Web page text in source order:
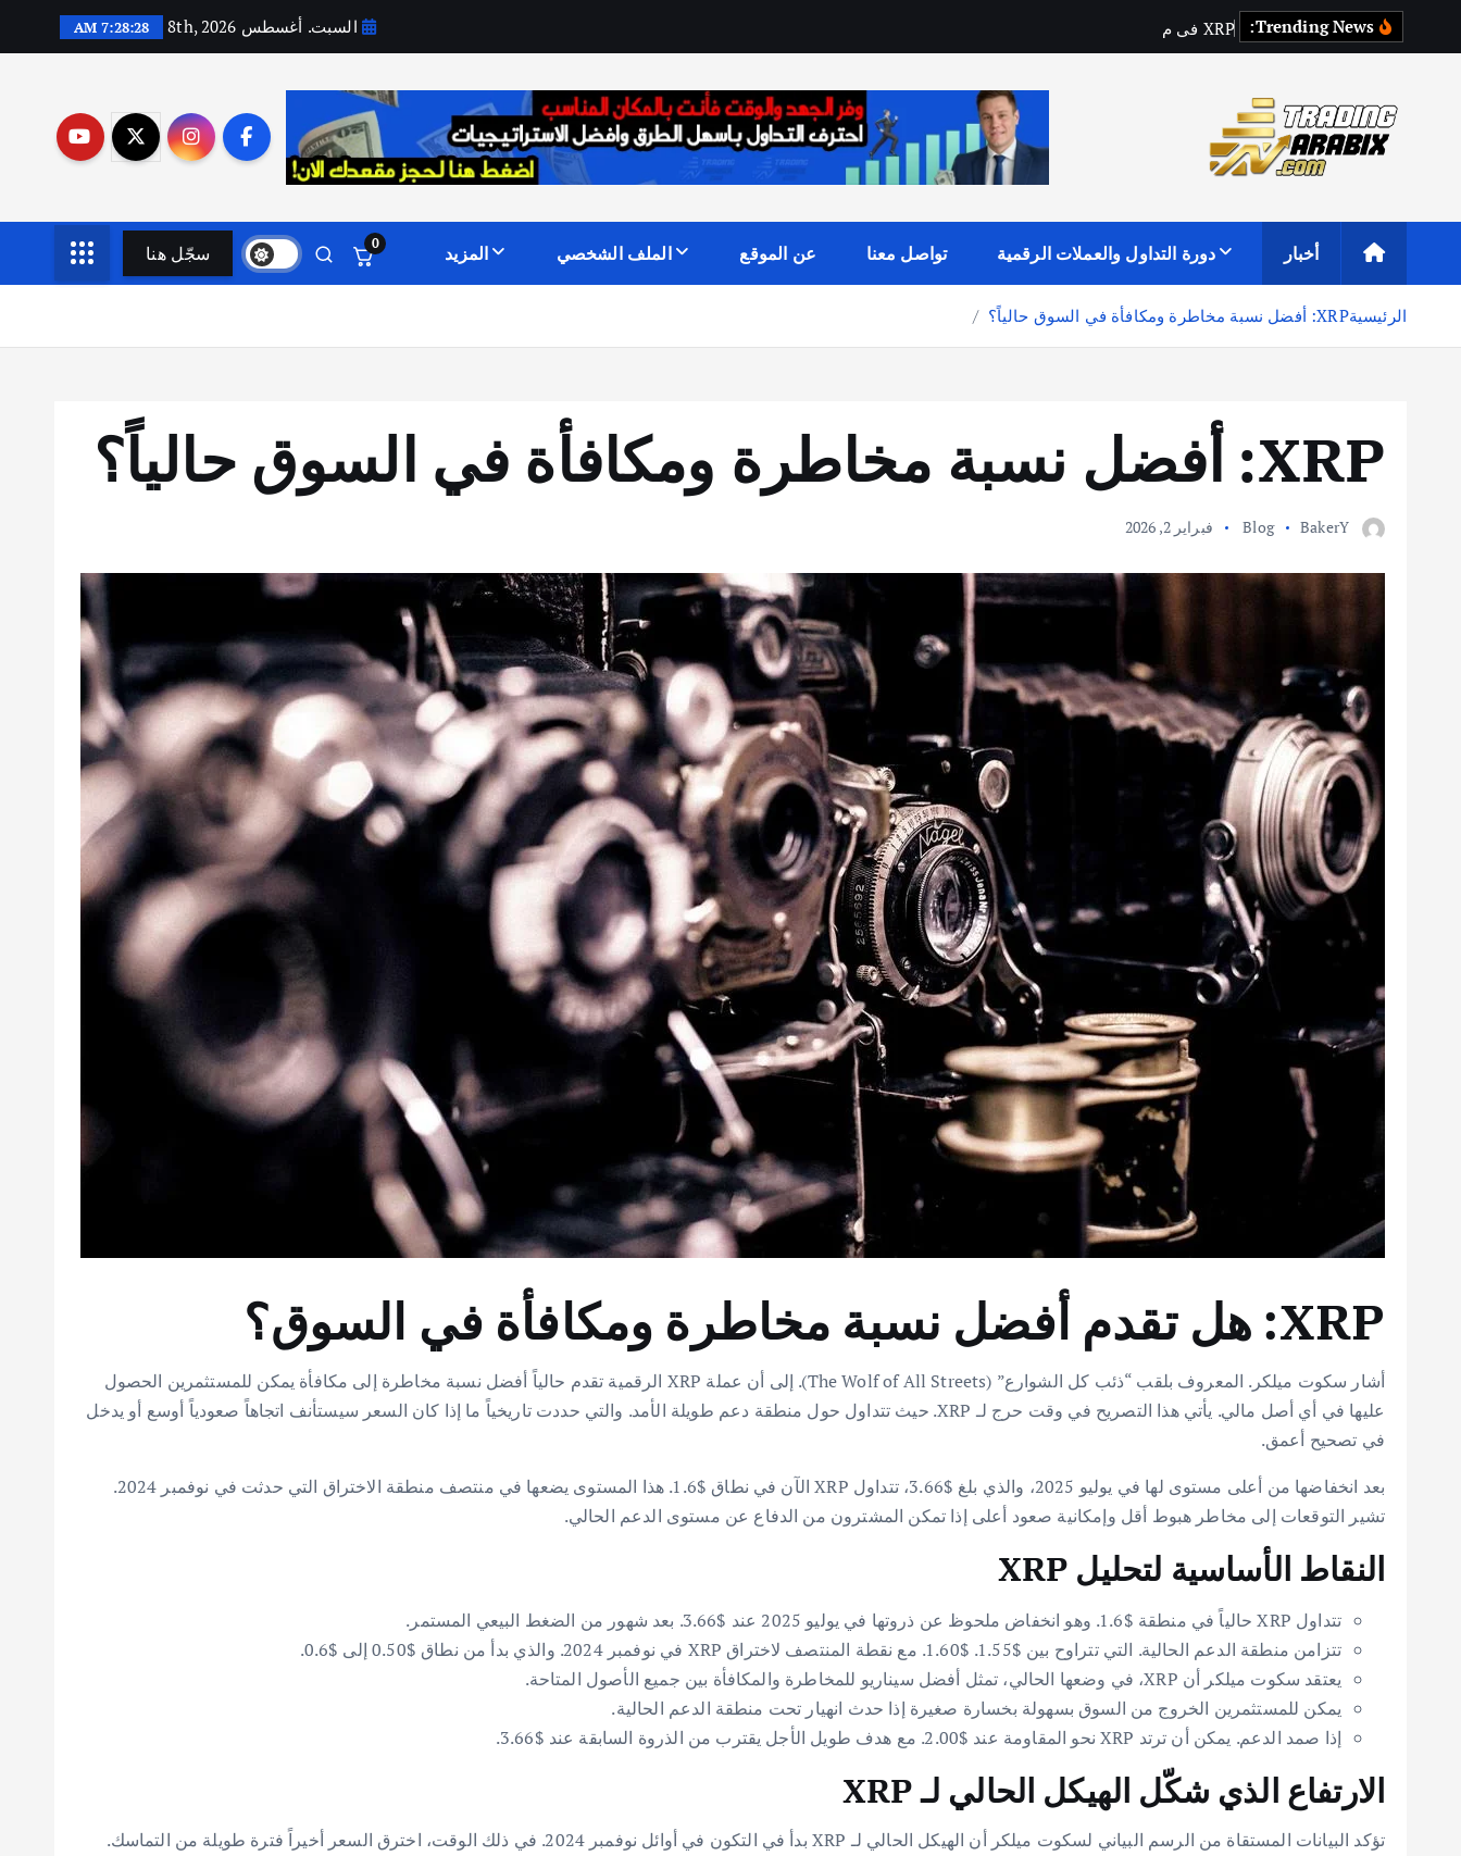
إ
XRP في م السبت. أغسطس 8th, 2026 7:28:29 AM
أخبار دورة التداول والعملات الرقمية تواصل معنا عن الموقع الملف الشخصي المزيد 0 سجّل هنا
الرئيسيةXRP: أفضل نسبة مخاطرة ومكافأة في السوق حالياً؟
XRP: أفضل نسبة مخاطرة ومكافأة في السوق حالياً؟
BakerY
Blog فبراير 2, 2026
XRP: هل تقدم أفضل نسبة مخاطرة ومكافأة في السوق؟
أشار سكوت ميلكر. المعروف بلقب “ذئب كل الشوارع” (The Wolf of All Streets). إلى أن عملة XRP الرقمية تقدم حالياً أفضل نسبة مخاطرة إلى مكافأة يمكن للمستثمرين الحصول
عليها في أي أصل مالي. يأتي هذا التصريح في وقت حرج لـ XRP. حيث تتداول حول منطقة دعم طويلة الأمد. والتي حددت تاريخياً ما إذا كان السعر سيستأنف اتجاهاً صعودياً أوسع أو يدخل
في تصحيح أعمق.
بعد انخفاضها من أعلى مستوى لها في يوليو 2025، والذي بلغ $3.66، تتداول XRP الآن في نطاق $1.6. هذا المستوى يضعها في منتصف منطقة الاختراق التي حدثت في نوفمبر 2024.
تشير التوقعات إلى مخاطر هبوط أقل وإمكانية صعود أعلى إذا تمكن المشترون من الدفاع عن مستوى الدعم الحالي.
النقاط الأساسية لتحليل XRP
تتداول XRP حالياً في منطقة $1.6. وهو انخفاض ملحوظ عن ذروتها في يوليو 2025 عند $3.66. بعد شهور من الضغط البيعي المستمر.
تتزامن منطقة الدعم الحالية. التي تتراوح بين $1.55. $1.60. مع نقطة المنتصف لاختراق XRP في نوفمبر 2024. والذي بدأ من نطاق $0.50 إلى $0.6.
يعتقد سكوت ميلكر أن XRP، في وضعها الحالي، تمثل أفضل سيناريو للمخاطرة والمكافأة بين جميع الأصول المتاحة.
يمكن للمستثمرين الخروج من السوق بسهولة بخسارة صغيرة إذا حدث انهيار تحت منطقة الدعم الحالية.
إذا صمد الدعم. يمكن أن ترتد XRP نحو المقاومة عند $2.00. مع هدف طويل الأجل يقترب من الذروة السابقة عند $3.66.
الارتفاع الذي شكّل الهيكل الحالي لـ XRP
تؤكد البيانات المستقاة من الرسم البياني لسكوت ميلكر أن الهيكل الحالي لـ XRP بدأ في التكون في أوائل نوفمبر 2024. في ذلك الوقت، اخترق السعر أخيراً فترة طويلة من التماسك.